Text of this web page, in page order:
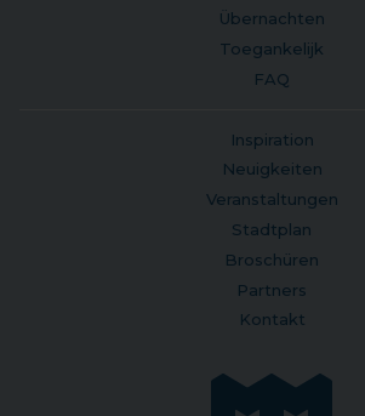
Übernachten
Toegankelijk
FAQ
Inspiration
Neuigkeiten
Veranstaltungen
Stadtplan
Broschüren
Partners
Kontakt